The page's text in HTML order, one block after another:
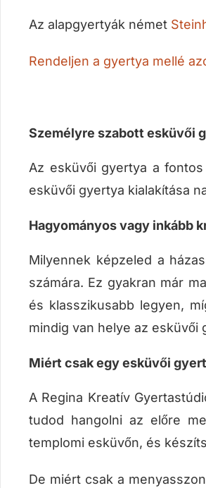
Az alapgyertyák német
Rendeljen a gyertya mellé
Személyre szabott esküvői
Az esküvői gyertya a
esküvői gyertya kialakítása
Hagyományos vagy inkább
Milyennek képzeled a
számára. Ez gyakran már
és klasszikusabb legyen,
mindig van helye az esküvői
Miért csak egy esküvői
A Regina Kreatív
tudod hangolni az előre
templomi esküvőn, és
De miért csak a